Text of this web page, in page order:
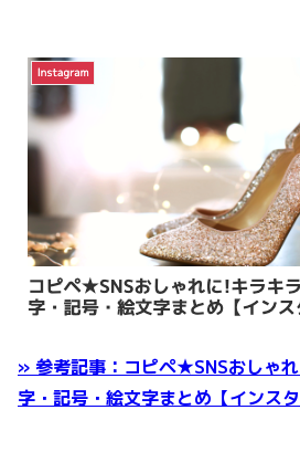
» 参考記事：コピペ★SNSおしゃ
字・記号・絵文字まとめ【インスタ